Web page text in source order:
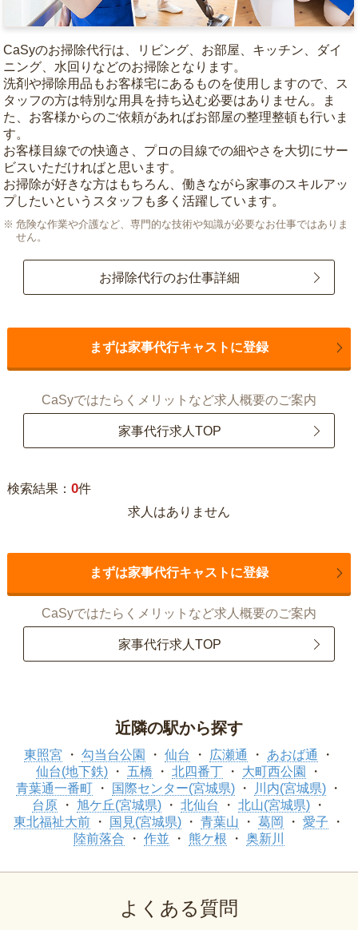
CaSyのお掃除代行は、リビング、お部屋、キッチン、ダイ
ニング、水回りなどのお掃除となります。
洗剤や掃除用品もお客様宅にあるものを使用しますので、ス
タッフの方は特別な用具を持ち込む必要はありません。ま
た、お客様からのご依頼があればお部屋の整理整頓も行いま
す。
お客様目線での快適さ、プロの目線での細やさを大切にサー
ビスいただければと思います。
お掃除が好きな方はもちろん、働きながら家事のスキルアッ
プしたいというスタッフも多く活躍しています。
危険な作業や介護など、専門的な技術や知識が必要なお仕事ではありま
せん。
お掃除代行のお仕事詳細
まずは家事代行キャストに登録
CaSyではたらくメリットなど求人概要のご案内
家事代行求人TOP
検索結果： 0件
求人はありません
まずは家事代行キャストに登録
CaSyではたらくメリットなど求人概要のご案内
家事代行求人TOP
近隣の駅から探す
東照宮 勾当台公園 仙台 広瀬通
あおば通
仙台(地下鉄)
五橋 北四番丁
大町西公園
青葉通一番町
国際センター(宮城県)
川内(宮城県)
台原
旭ケ丘(宮城県) 北仙台
北山(宮城県)
東北福祉大前
国見(宮城県) 青葉山 葛岡
愛子
陸前落合
作並 熊ケ根 奥新川
よくある質問